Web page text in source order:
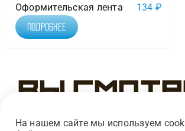
Оформительская лента 134 ₽
Подробнее
Вы
На нашем сайте мы используем